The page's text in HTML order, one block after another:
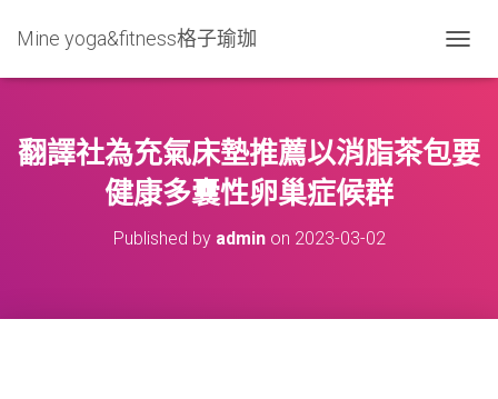
Mine yoga&fitness格子瑜珈
O
L
E
翻譯社為充氣床墊推薦以消脂茶包要
健康多囊性卵巢症候群
Published by adminon 2023-03-02